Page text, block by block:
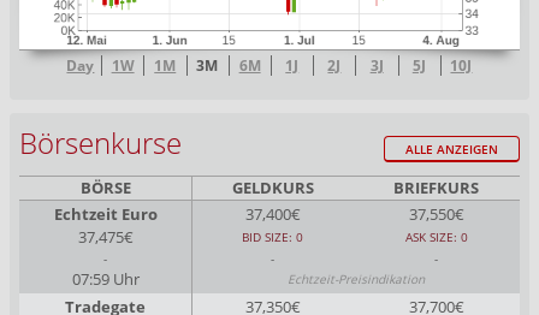
Day 1W 1M 3M 6M 1J 2J 3J 5J 10J
Börsenkurse ALLE ANZEIGEN
BÖRSE GELDKURS
BRIEFKURS
Echtzeit Euro
37,400€
37,550€
37,475€
BID SIZE: 0
ASK SIZE: 0
-
- -
07:59 Uhr Echtzeit-Preisindikation
Tradegate 37,350€
37,700€